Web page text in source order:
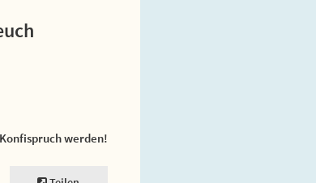
werden!